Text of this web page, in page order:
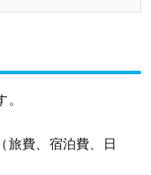
旅費、宿泊費、日